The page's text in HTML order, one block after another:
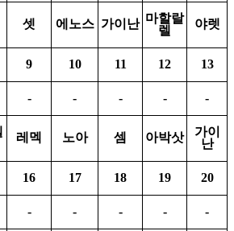
셋 에노스 가이난 마할랄
렐
야렛
9 10 11 12 13
- - - - -
레멕 노아 셈 아박삿
가이
난
16 17 18 19 20
- - - - -